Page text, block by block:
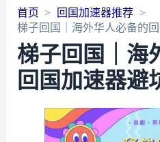
首页
回国加速器推荐
梯子回国｜海外华人必备的
梯子回国｜海
回国加速器避